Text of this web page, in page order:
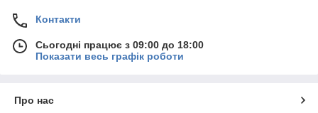
Контакти
Сьогодні працює з 09:00 до 18:00
Показати весь графік роботи
Про нас